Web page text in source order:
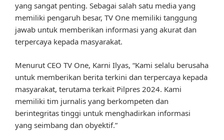
yang sangat penting. Sebagai salah satu media yang
memiliki pengaruh besar, TV One memiliki tanggung
jawab untuk memberikan informasi yang akurat dan
terpercaya kepada masyarakat.
Menurut CEO TV One, Karni Ilyas, “Kami selalu berusaha
untuk memberikan berita terkini dan terpercaya kepada
masyarakat, terutama terkait Pilpres 2024. Kami
memiliki tim jurnalis yang berkompeten dan
berintegritas tinggi untuk menghadirkan informasi
yang seimbang dan obyektif.”